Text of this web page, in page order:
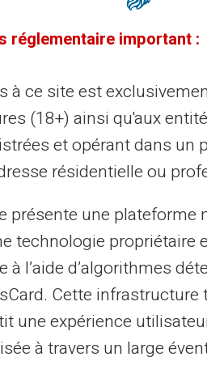
le 5 de chaque mois.
notamment en cas de
mois est destinée à
essentiels tels que
familialesdoivent
sociales
réglementaire important :
à ce site est
(18+) ainsi qu'aux
et opérant dans un
résidentielle ou
présente une plateforme
technologie propriétaire
à l’aide d’algorithmes
Cette
une expérience
à travers un large